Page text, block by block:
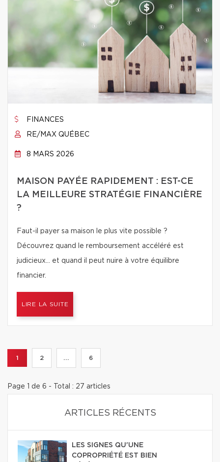
FINANCES
RE/MAX QUÉBEC
8 MARS 2026
MAISON PAYÉE RAPIDEMENT : EST-CE
LA MEILLEURE STRATÉGIE FINANCIÈRE
?
Faut-il payer sa maison le plus vite possible ?
Découvrez quand le remboursement accéléré est
judicieux… et quand il peut nuire à votre équilibre
financier.
LIRE LA SUITE
1 2 ... 6
Page 1 de 6 - Total : 27 articles
ARTICLES RÉCENTS
LES SIGNES QU'UNE
COPROPRIÉTÉ EST BIEN